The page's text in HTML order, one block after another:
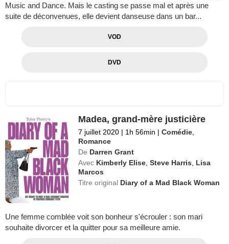
Music and Dance. Mais le casting se passe mal et après une
suite de déconvenues, elle devient danseuse dans un bar...
VOD
DVD
Madea, grand-mère justicière
7 juillet 2020 | 1h 56min | Comédie,
Romance
De Darren Grant
Avec Kimberly Elise,Steve Harris, Lisa
Marcos
Titre original Diary of a Mad Black Woman
Une femme comblée voit son bonheur s'écrouler : son mari
souhaite divorcer et la quitter pour sa meilleure amie.